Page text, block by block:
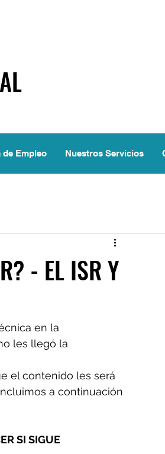
de Empleo Nuestros Servicios
- EL ISR Y
en la
les llegó la
el contenido les será
a continuación
SI SIGUE